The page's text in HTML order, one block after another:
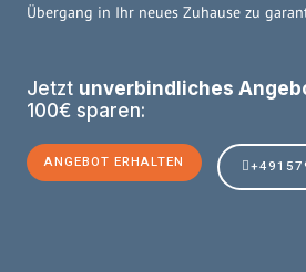
Übergang in Ihr neues Zuhause zu
Jetzt unverbindliches
100€ sparen:
ANGEBOT ERHALTEN